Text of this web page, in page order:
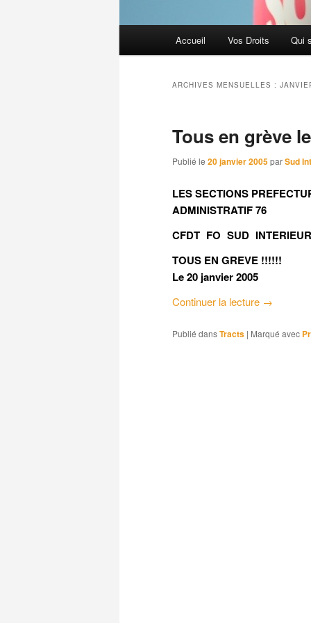
Accueil Vos Droits Qui
ARCHIVES MENSUELLES :
Tous en grève
Publié le 20 janvier 2005parSud
LES SECTIONS
ADMINISTRATIF 76
CFDT FO SUD INTERIEUR
TOUS EN GREVE !!!!!!
Le 20 janvier 2005
Continuer la lecture →
Publié dansTracts | Marqué avec